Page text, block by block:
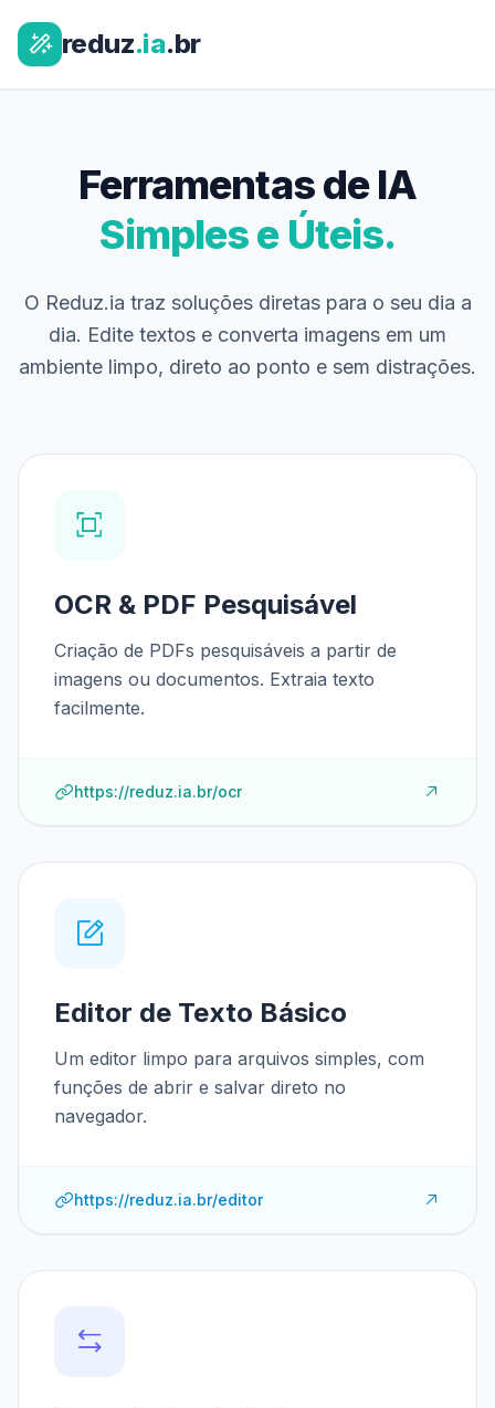
reduz.ia.br
Ferramentas de IA
Simples e Úteis.
O Reduz.ia traz soluções diretas para o seu dia a
dia. Edite textos e converta imagens em um
ambiente limpo, direto ao ponto e sem distrações.
OCR & PDF Pesquisável
Criação de PDFs pesquisáveis a partir de
imagens ou documentos. Extraia texto
facilmente.
https://reduz.ia.br/ocr
Editor de Texto Básico
Um editor limpo para arquivos simples, com
funções de abrir e salvar direto no
navegador.
https://reduz.ia.br/editor